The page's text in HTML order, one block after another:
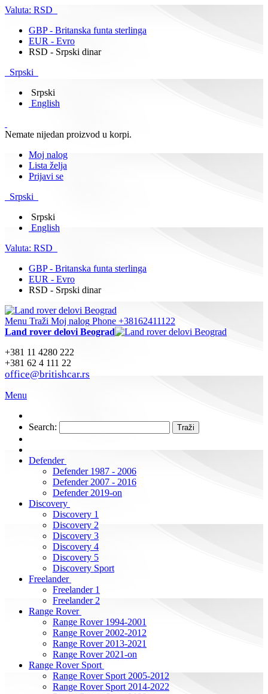
Valuta: RSD
GBP - Britanska funta sterlinga
EUR - Evro
RSD - Srpski dinar
Srpski
Srpski
English
Nemate nijedan proizvod u korpi.
Moj nalog
Lista želja
Prijavi se
Srpski
Srpski
English
Valuta: RSD
GBP - Britanska funta sterlinga
EUR - Evro
RSD - Srpski dinar
Menu Traži Moj nalog Phone +38162411122
Land rover delovi Beograd
+381 11 4280 222
+381 62 4 111 22
office@britishcar.rs
Menu
Search: Traži
Defender
Defender 1987 - 2006
Defender 2007 - 2016
Defender 2019-on
Discovery
Discovery 1
Discovery 2
Discovery 3
Discovery 4
Discovery 5
Discovery Sport
Freelander
Freelander 1
Freelander 2
Range Rover
Range Rover 1994-2001
Range Rover 2002-2012
Range Rover 2013-2021
Range Rover 2021-on
Range Rover Sport
Range Rover Sport 2005-2012
Range Rover Sport 2014-2022